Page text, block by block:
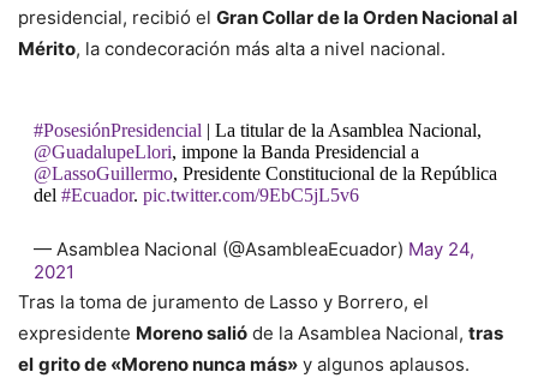
presidencial, recibió el Gran Collar de la Orden Nacional al
Mérito, la condecoración más alta a nivel nacional.
#PosesiónPresidencial | La titular de la Asamblea Nacional,
@GuadalupeLlori, impone la Banda Presidencial a
@LassoGuillermo, Presidente Constitucional de la República
del #Ecuador. pic.twitter.com/9EbC5jL5v6
— Asamblea Nacional (@AsambleaEcuador) May 24,
2021
Tras la toma de juramento de Lasso y Borrero, el
expresidente Moreno salió de la Asamblea Nacional, tras
el grito de «Moreno nunca más» y algunos aplausos.